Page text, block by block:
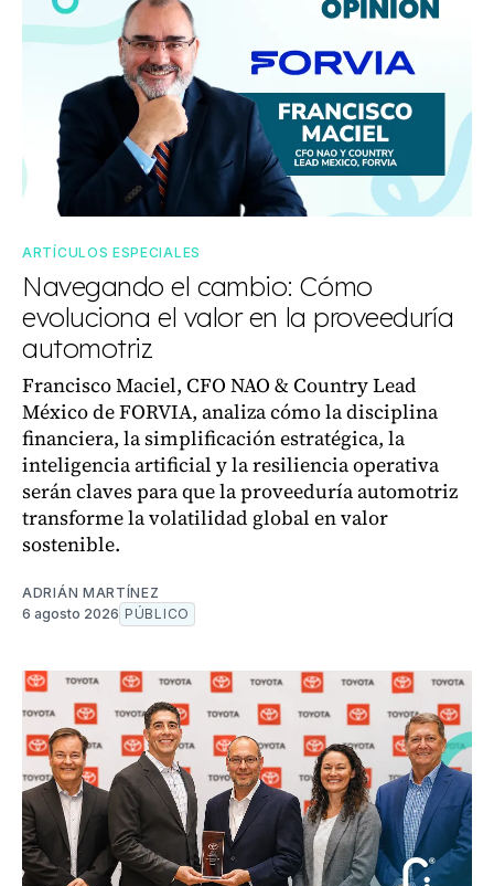
ARTÍCULOS ESPECIALES
Navegando el cambio: Cómo
evoluciona el valor en la proveeduría
automotriz
Francisco Maciel, CFO NAO & Country Lead
México de FORVIA, analiza cómo la disciplina
financiera, la simplificación estratégica, la
inteligencia artificial y la resiliencia operativa
serán claves para que la proveeduría automotriz
transforme la volatilidad global en valor
sostenible.
ADRIÁN MARTÍNEZ
6 agosto 2026 PÚBLICO